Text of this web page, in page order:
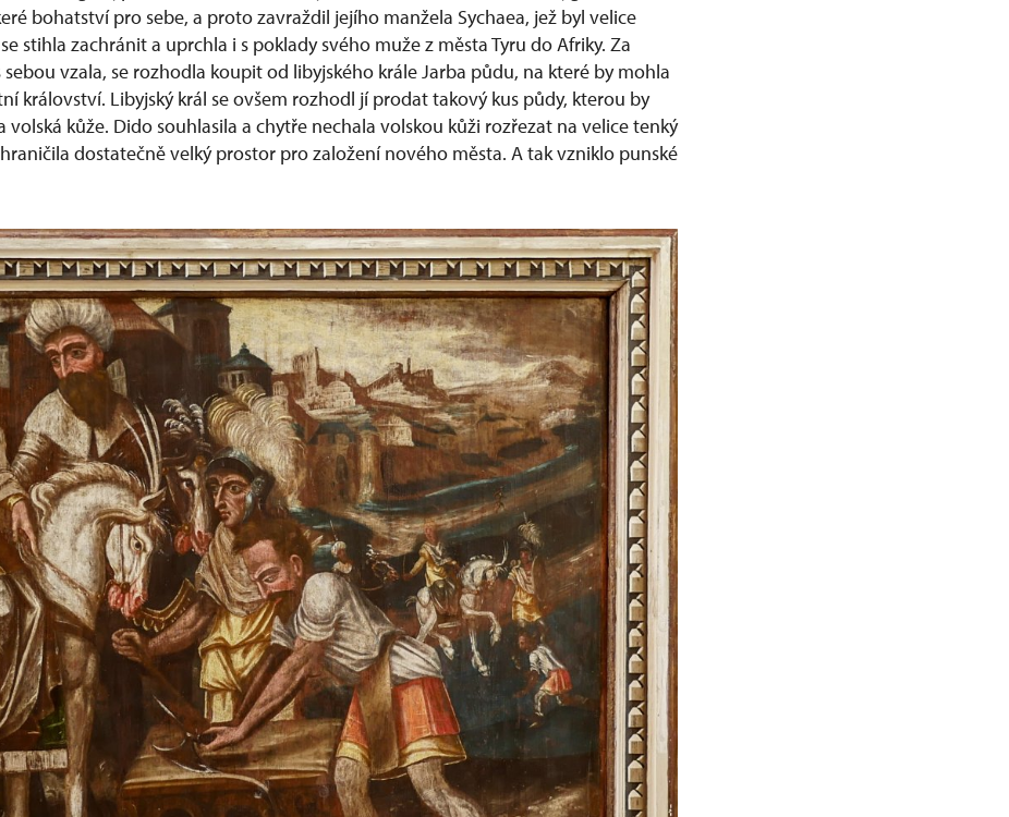
bohatství pro sebe, a proto zavraždil jejího manžela Sychaea, jež byl velice
stihla zachránit a uprchla i s poklady svého muže z města Tyru do Afriky. Za
sebou vzala, se rozhodla koupit od libyjského krále Jarba půdu, na které by mohla
království. Libyjský král se ovšem rozhodl jí prodat takový kus půdy, kterou by
volská kůže. Dido souhlasila a chytře nechala volskou kůži rozřezat na velice tenký
dostatečně velký prostor pro založení nového města. A tak vzniklo punské